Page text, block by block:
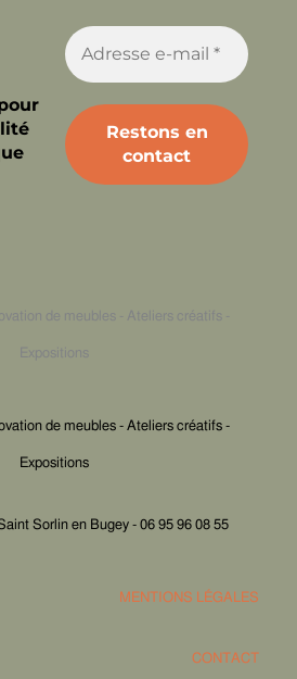
de meubles - Ateliers créatifs -
Expositions
de meubles - Ateliers créatifs -
Expositions
Sorlin en Bugey - 06 95 96 08 55
MENTIONS LÉGALES
CONTACT